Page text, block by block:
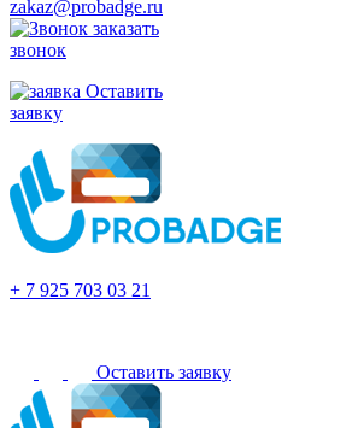
zakaz@probadge.ru
заказать
звонок
Оставить
заявку
+ 7 925 703 03 21
Оставить заявку